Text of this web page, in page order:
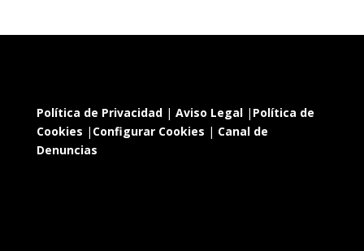
Política de Privacidad| Aviso Legal| Política de
Cookies | Configurar Cookies | Canal de
Denuncias